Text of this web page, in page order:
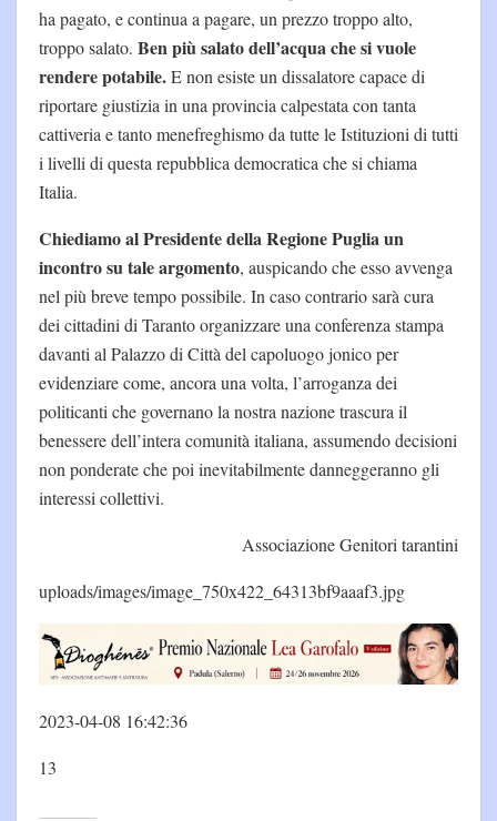
ha pagato, e continua a pagare, un prezzo troppo alto,
troppo salato. Ben più salato dell’acqua che si vuole
rendere potabile.E non esiste un dissalatore capace di
riportare giustizia in una provincia calpestata con tanta
cattiveria e tanto menefreghismo da tutte le Istituzioni di tutti
i livelli di questa repubblica democratica che si chiama
Italia.
Chiediamo al Presidente della Regione Puglia un
incontro su tale argomento, auspicando che esso avvenga
nel più breve tempo possibile. In caso contrario sarà cura
dei cittadini di Taranto organizzare una conferenza stampa
davanti al Palazzo di Città del capoluogo jonico per
evidenziare come, ancora una volta, l’arroganza dei
politicanti che governano la nostra nazione trascura il
benessere dell’intera comunità italiana, assumendo decisioni
non ponderate che poi inevitabilmente danneggeranno gli
interessi collettivi.
Associazione Genitori tarantini
uploads/images/image_750x422_64313bf9aaaf3.jpg
2023-04-08 16:42:36
13